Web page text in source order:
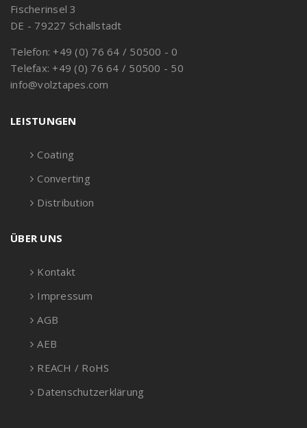
Fischerinsel 3
DE - 79227 Schallstadt
Telefon: +49 (0) 76 64 / 50500 - 0
Telefax: +49 (0) 76 64 / 50500 - 50
info@volztapes.com
LEISTUNGEN
Coating
Converting
Distribution
ÜBER UNS
Kontakt
Impressum
AGB
AEB
REACH / RoHS
Datenschutzerklärung